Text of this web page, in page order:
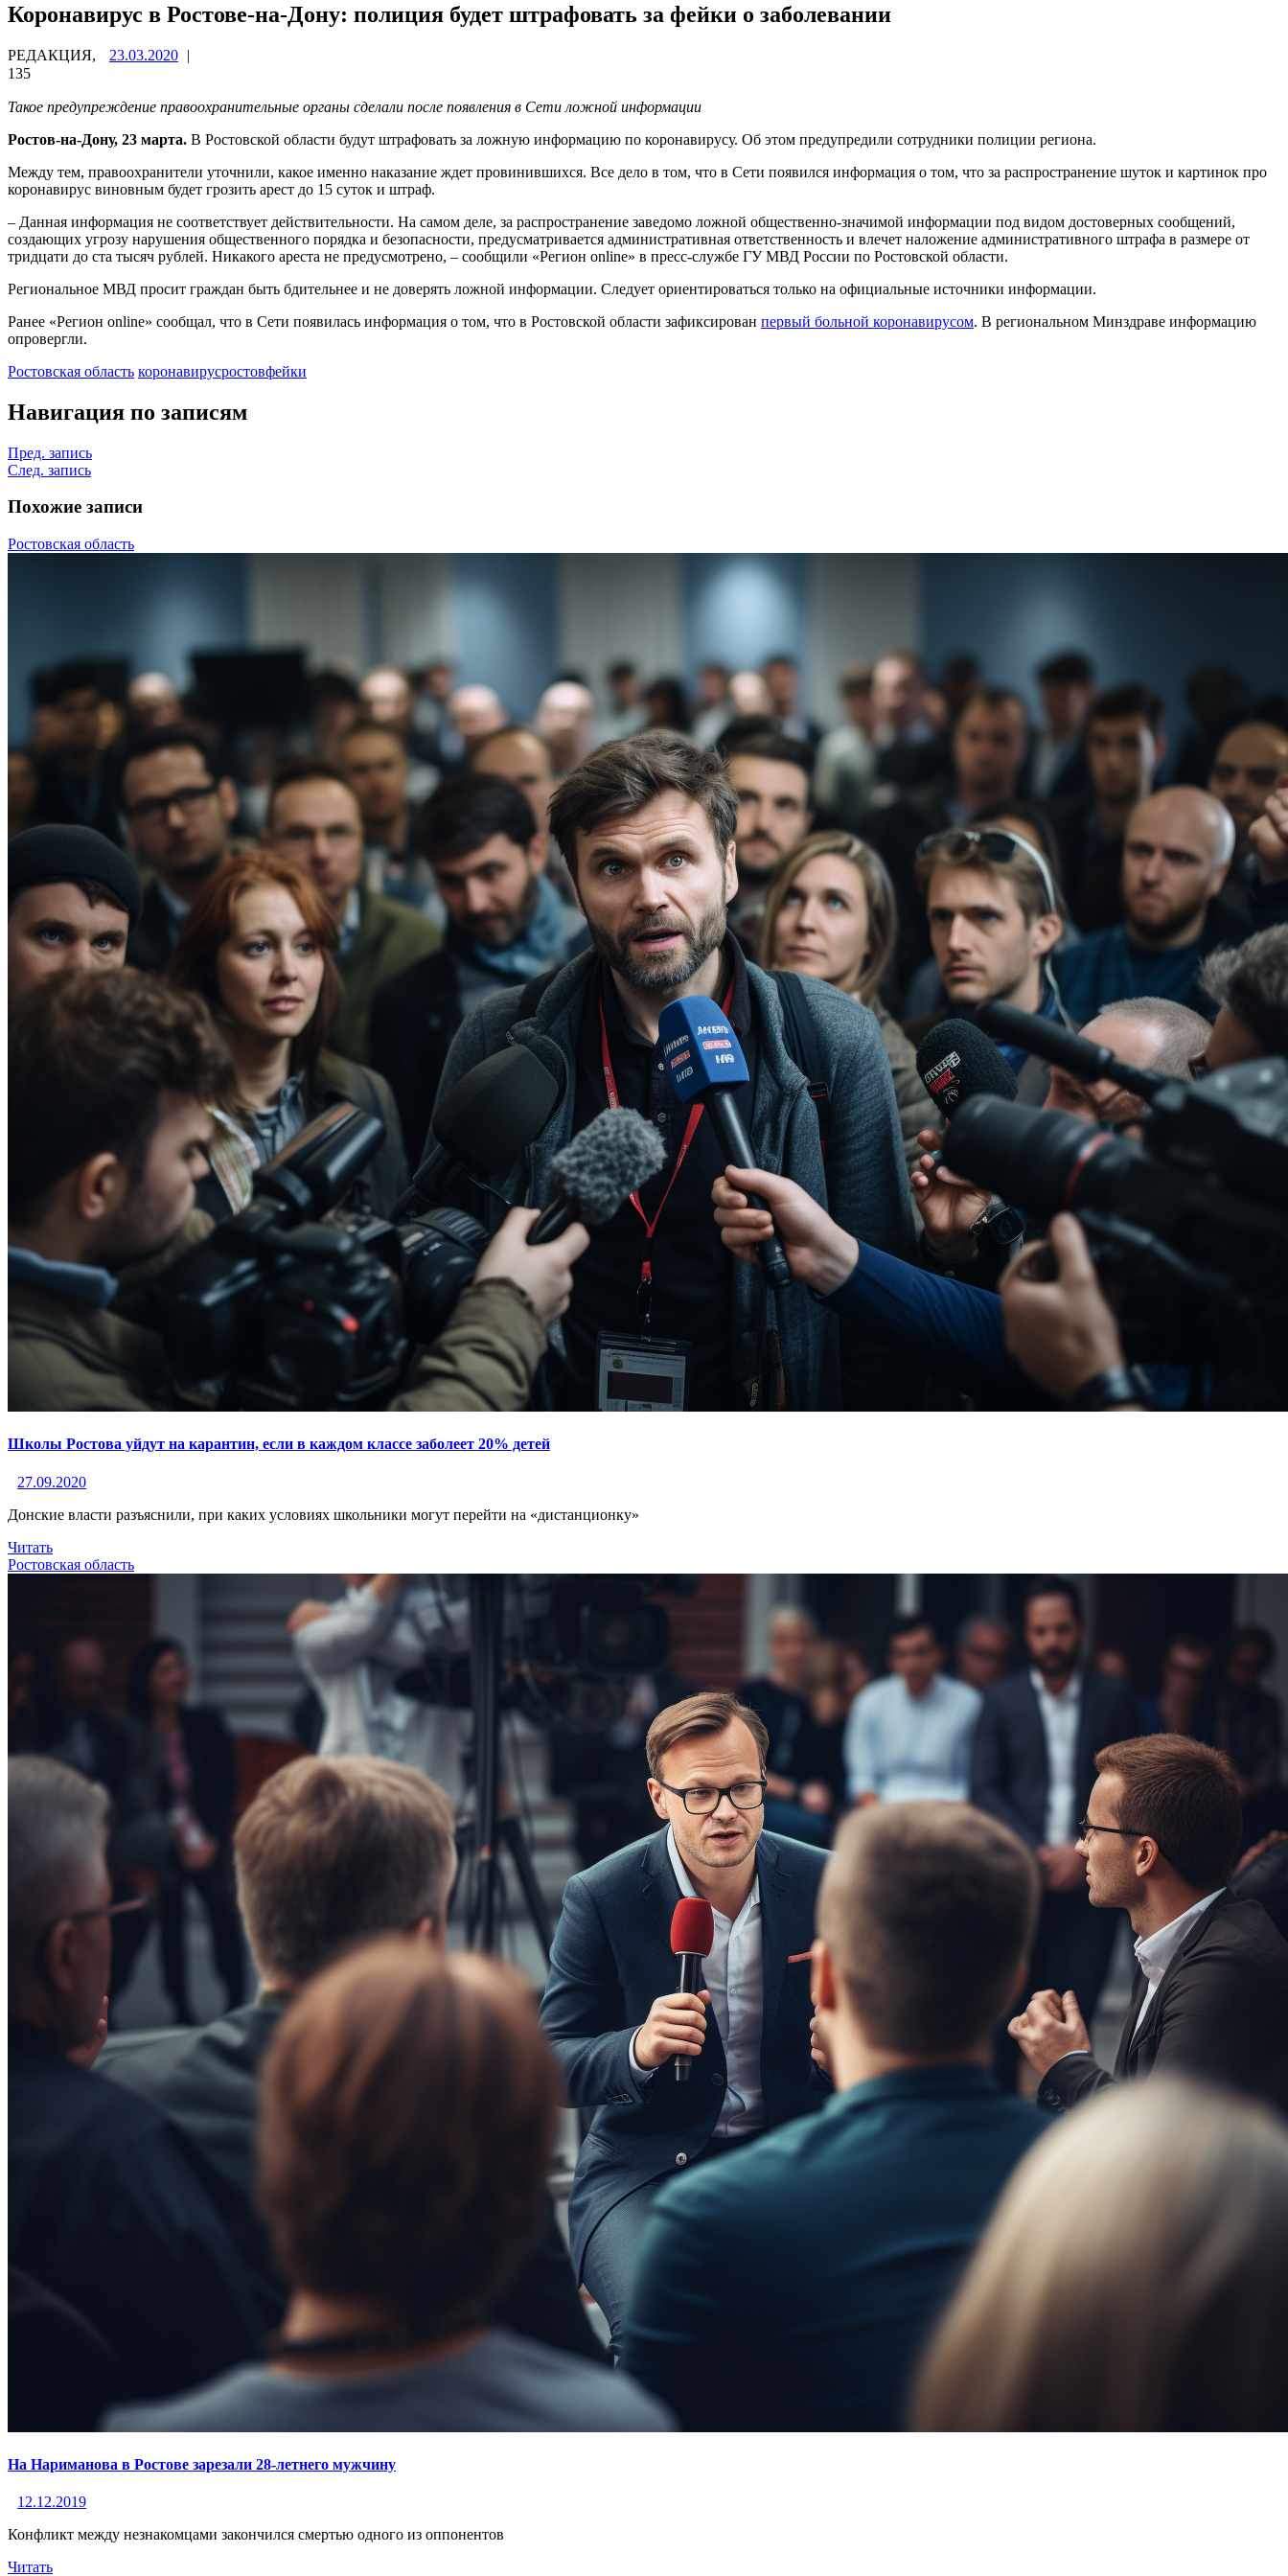
Коронавирус в Ростове-на-Дону: полиция будет штрафовать за фейки о заболевании
РЕДАКЦИЯ, 23.03.2020 |
135
Такое предупреждение правоохранительные органы сделали после появления в Сети ложной информации
Ростов-на-Дону, 23 марта. В Ростовской области будут штрафовать за ложную информацию по коронавирусу. Об этом предупредили сотрудники полиции региона.
Между тем, правоохранители уточнили, какое именно наказание ждет провинившихся. Все дело в том, что в Сети появился информация о том, что за распространение шуток и картинок про
коронавирус виновным будет грозить арест до 15 суток и штраф.
– Данная информация не соответствует действительности. На самом деле, за распространение заведомо ложной общественно-значимой информации под видом достоверных сообщений,
создающих угрозу нарушения общественного порядка и безопасности, предусматривается административная ответственность и влечет наложение административного штрафа в размере от
тридцати до ста тысяч рублей. Никакого ареста не предусмотрено, – сообщили «Регион online» в пресс-службе ГУ МВД России по Ростовской области.
Региональное МВД просит граждан быть бдительнее и не доверять ложной информации. Следует ориентироваться только на официальные источники информации.
Ранее «Регион online» сообщал, что в Сети появилась информация о том, что в Ростовской области зафиксирован первый больной коронавирусом. В региональном Минздраве информацию
опровергли.
Ростовская область коронавирусростовфейки
Навигация по записям
Пред. запись
След. запись
Похожие записи
Ростовская область
Школы Ростова уйдут на карантин, если в каждом классе заболеет 20% детей
27.09.2020
Донские власти разъяснили, при каких условиях школьники могут перейти на «дистанционку»
Читать
Ростовская область
На Нариманова в Ростове зарезали 28-летнего мужчину
12.12.2019
Конфликт между незнакомцами закончился смертью одного из оппонентов
Читать